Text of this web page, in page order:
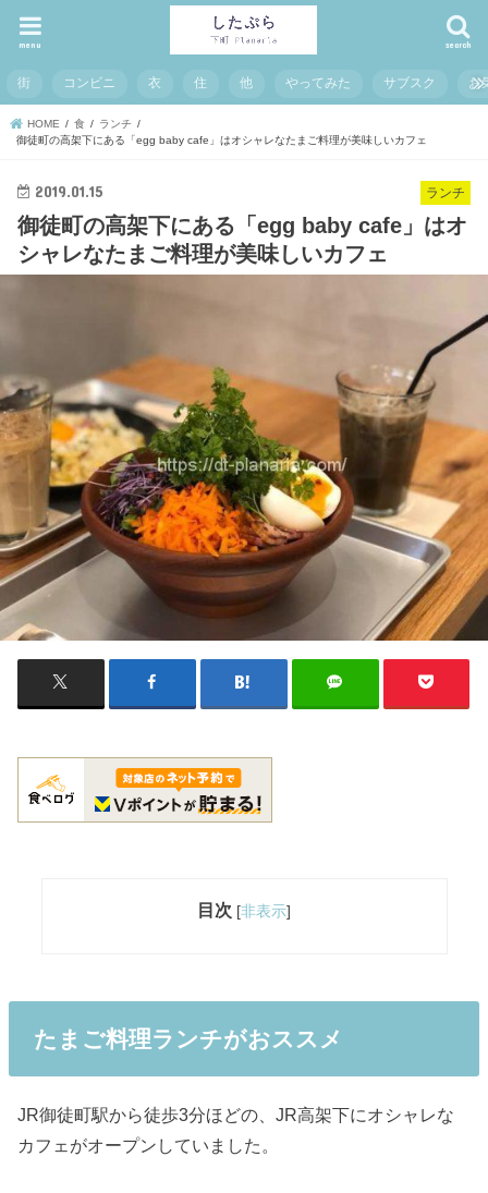
search
menu
街 コンビニ 衣 住 他 やってみた サブスク お
HOME 食
ランチ
御徒町の高架下にある「egg baby cafe」はオシャレなたまご料理が美味しいカフェ
ランチ
2019.01.15
御徒町の高架下にある「egg baby cafe」はオ
シャレなたまご料理が美味しいカフェ
目次 [非表示]
たまご料理ランチがおススメ
JR御徒町駅から徒歩3分ほどの、JR高架下にオシャレな
カフェがオープンしていました。